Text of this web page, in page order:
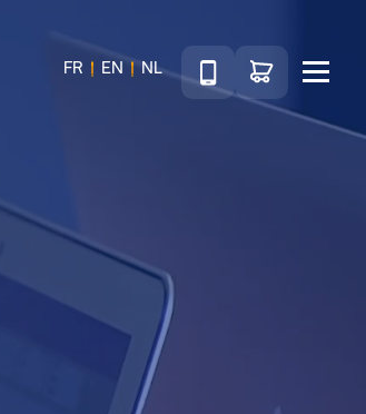
FR EN NL
TéléphoneGa naar de